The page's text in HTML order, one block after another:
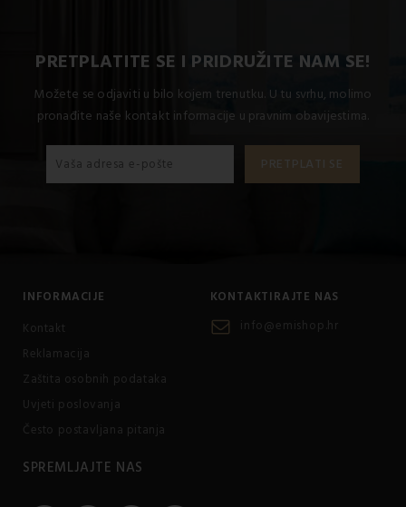
PRETPLATITE SE I PRIDRUŽITE NAM SE!
Možete se odjaviti u bilo kojem trenutku. U tu svrhu, molimo
pronađite naše kontakt informacije u pravnim obavijestima.
INFORMACIJE
Kontakt
Reklamacija
Zaštita osobnih podataka
Uvjeti poslovanja
Često postavljana pitanja
KONTAKTIRAJTE NAS
info@emishop.hr
SPREMLJAJTE NAS